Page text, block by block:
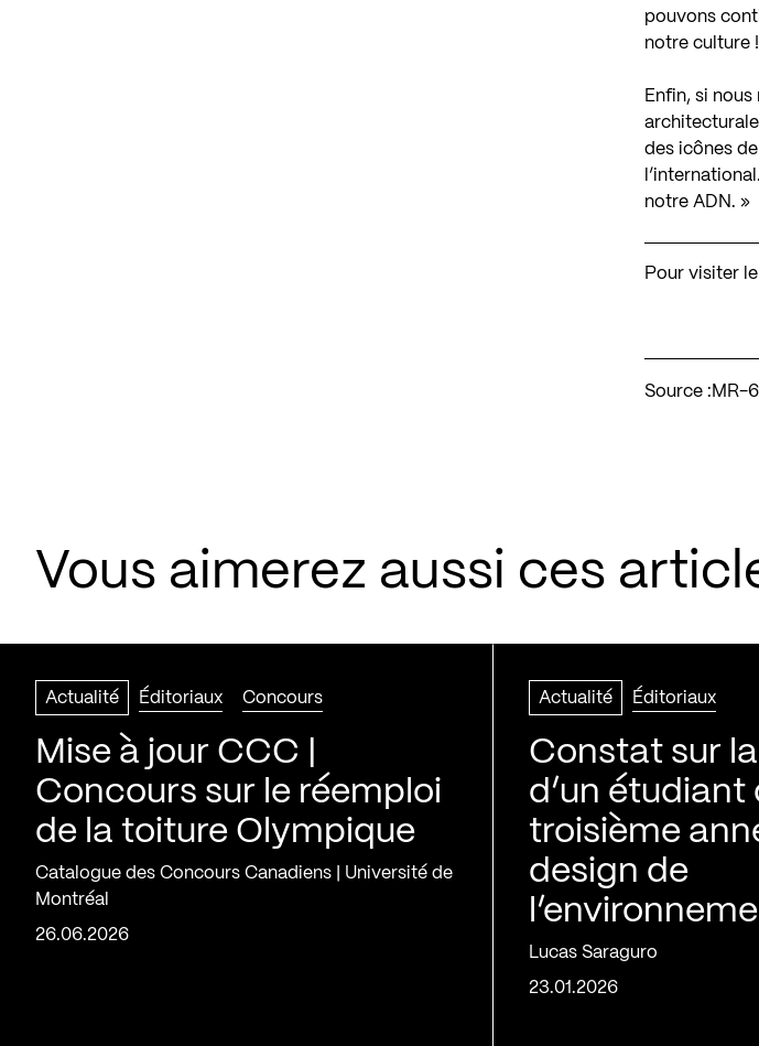
pouvons
notre culture !
Enfin, si
des icônes
notre ADN. »
Pour visiter
Source : MR-
Vous aimerez aussi ces
Actualité Éditoriaux Concours
Mise à jour CCC |
Concours sur le réemploi
de la toiture Olympique
Catalogue des Concours Canadiens | Université de
Montréal
26.06.2026
Actualité Éditoriaux
Constat sur
d’un étudiant
troisième
design de
Lucas Saraguro
23.01.2026